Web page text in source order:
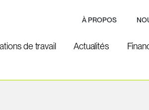
À PROPOS
de travail Actualités